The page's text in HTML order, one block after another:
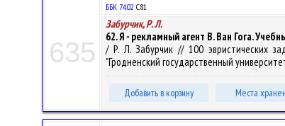
635
ББК 74.02 С81
Забурчик, Р. Л.
62. Я - рекламный агент В. Ван Гога.
/ Р. Л. Забурчик // 100 эвристических
"Гродненский государственный
Добавить в корзину Места